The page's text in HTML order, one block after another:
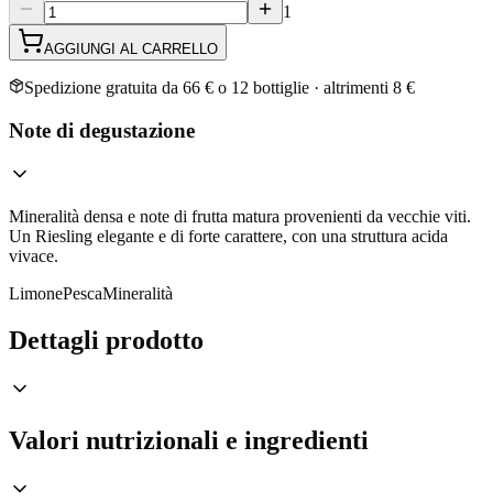
1
AGGIUNGI AL CARRELLO
Spedizione gratuita da 66 € o 12 bottiglie · altrimenti 8 €
Note di degustazione
Mineralità densa e note di frutta matura provenienti da vecchie viti.
Un Riesling elegante e di forte carattere, con una struttura acida
vivace.
LimonePescaMineralità
Dettagli prodotto
Valori nutrizionali e ingredienti